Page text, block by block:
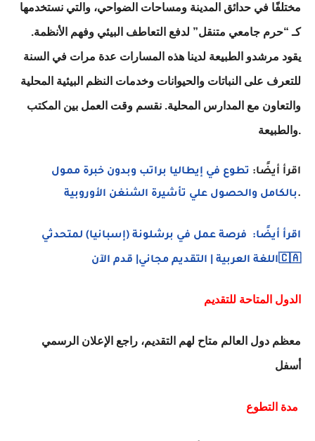
مختلفًا في حدائق المدينة ومساحات الضواحي، والتي نستخدمها
كـ “حرم جامعي متنقل” لدفع التعاطف البيئي وفهم الأنظمة.
يقود مرشدو الطبيعة لدينا هذه المسارات عدة مرات في السنة
للتعرف على النباتات والحيوانات وخدمات النظم البيئية المحلية
والتعاون مع المدارس المحلية. نقسم وقت العمل بين المكتب
والطبيعة.
اقرأ أيضًا: تطوع في إيطاليا براتب وبدون خبرة ممول
بالكامل والحصول علي تأشيرة الشنغن الأوروبية.
اقرأ أيضًا: فرصة عمل في برشلونة (إسبانيا) لمتحدثي
اللغة العربية | التقديم مجاني| قدم الآن🇨🇦
الدول المتاحة للتقديم
معظم دول العالم متاح لهم التقديم، راجع الإعلان الرسمي
أسفل